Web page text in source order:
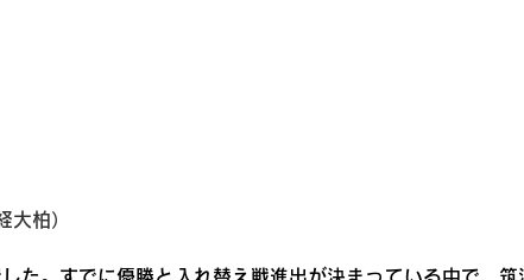
大柏）
た。すでに優勝と入れ替え戦進出が決まっている中で、筑